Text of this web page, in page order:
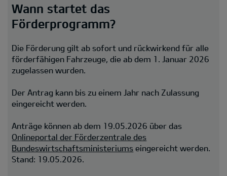
Wann startet das
Förderprogramm?
Die Förderung gilt ab sofort und rückwirkend für alle
förderfähigen Fahrzeuge, die ab dem 1. Januar 2026
zugelassen wurden.
Der Antrag kann bis zu einem Jahr nach Zulassung
eingereicht werden.
Anträge können ab dem 19.05.2026 über das
Onlineportal der Förderzentrale des
Bundeswirtschaftsministeriums eingereicht werden.
Stand: 19.05.2026.